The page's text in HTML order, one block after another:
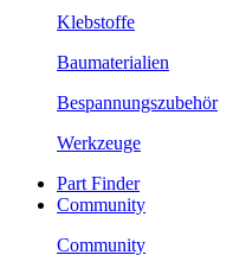
Klebstoffe
Baumaterialien
Bespannungszubehör
Werkzeuge
Part Finder
Community
Community